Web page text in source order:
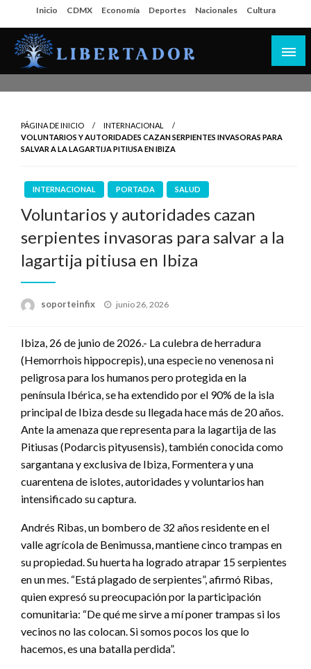
al
contenido
Inicio CDMX Economía Deportes Nacionales Cultura
PÁGINA DE INICIO
INTERNACIONAL
VOLUNTARIOS Y AUTORIDADES CAZAN SERPIENTES INVASORAS PARA
SALVAR A LA LAGARTIJA PITIUSA EN IBIZA
INTERNACIONAL PORTADA SALUD
Voluntarios y autoridades cazan
serpientes invasoras para salvar a la
lagartija pitiusa en Ibiza
soporteinfix
Publicado
junio 26, 2026
Ibiza, 26 de junio de 2026.- La culebra de herradura
(Hemorrhois hippocrepis), una especie no venenosa ni
peligrosa para los humanos pero protegida en la
península Ibérica, se ha extendido por el 90% de la isla
principal de Ibiza desde su llegada hace más de 20 años.
Ante la amenaza que representa para la lagartija de las
Pitiusas (Podarcis pityusensis), también conocida como
sargantana y exclusiva de Ibiza, Formentera y una
cuarentena de islotes, autoridades y voluntarios han
intensificado su captura.
Andrés Ribas, un bombero de 32 años residente en el
valle agrícola de Benimussa, mantiene cinco trampas en
su propiedad. Su huerta ha logrado atrapar 15 serpientes
en un mes. “Está plagado de serpientes”, afirmó Ribas,
quien expresó su preocupación por la participación
comunitaria: “De qué me sirve a mí poner trampas si los
vecinos no las colocan. Si somos pocos los que lo
hacemos, es una batalla perdida”.